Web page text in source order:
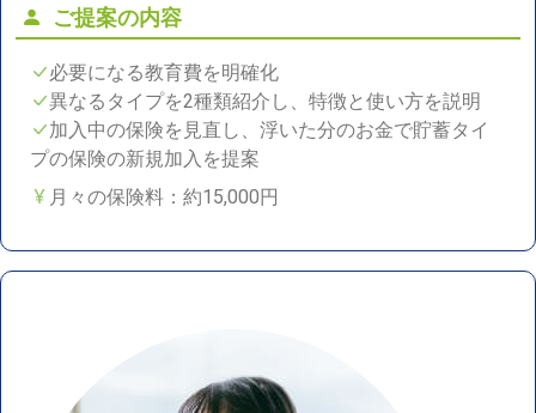
ご提案の内容
必要になる教育費を明確化
異なるタイプを2種類紹介し、特徴と使い方を説明
加入中の保険を見直し、浮いた分のお金で貯蓄タイ
プの保険の新規加入を提案
月々の保険料：約15,000円